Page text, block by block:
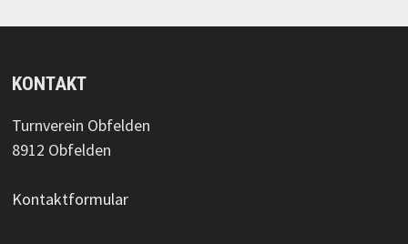
KONTAKT
Turnverein Obfelden
8912 Obfelden
Kontaktformular